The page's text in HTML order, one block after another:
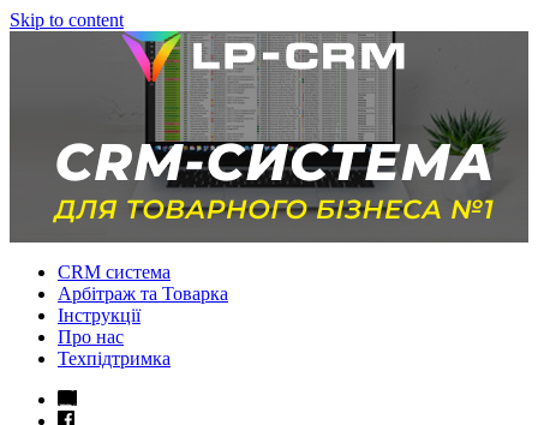
Skip to content
CRM система
Арбітраж та Товарка
Інструкції
Про нас
Техпідтримка